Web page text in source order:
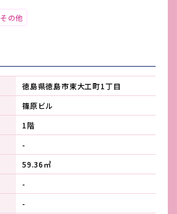
その他
徳島県徳島市東大工町1丁目
篠原ビル
1階
-
59.36㎡
-
-